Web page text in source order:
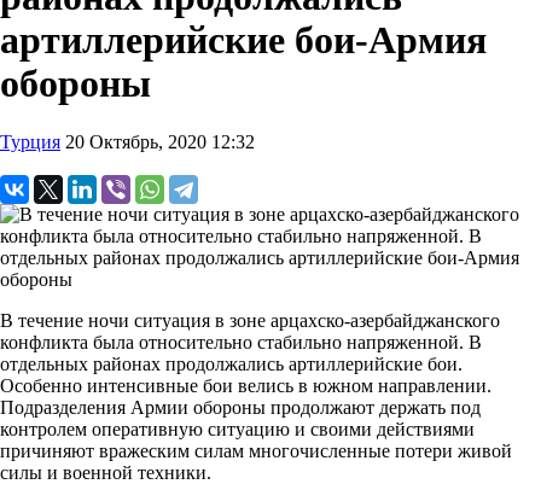
артиллерийские бои-Армия
обороны
Турция 20 Октябрь, 2020 12:32
В течение ночи ситуация в зоне арцахско-азербайджанского
конфликта была относительно стабильно напряженной. В
отдельных районах продолжались артиллерийские бои.
Особенно интенсивные бои велись в южном направлении.
Подразделения Армии обороны продолжают держать под
контролем оперативную ситуацию и своими действиями
причиняют вражеским силам многочисленные потери живой
силы и военной техники.